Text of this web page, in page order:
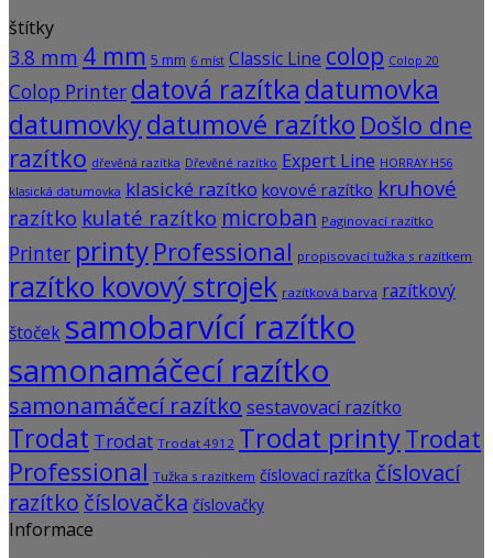
štítky
3.8 mm 4 mm 5 mm 6 míst Classic Line colop Colop 20
Colop Printer datová razítka datumovka
datumovkydatumové razítko Došlo dne
razítko dřevěná razítka Dřevěné razítko Expert Line HORRAY H56
klasická datumovka klasické razítko kovové razítko kruhové
razítko kulaté razítko microban Paginovací razítko
Printer printy Professional propisovací tužka s razítkem
razítko kovový strojek razítková barva razítkový
štoček samobarvící razítko
samonamáčecí razítko
samonamáčecí razítko sestavovací razítko
Trodat Trodat Trodat 4912 Trodat printyTrodat
Professional Tužka s razítkem číslovací razítka číslovací
razítko číslovačka číslovačky
Informace